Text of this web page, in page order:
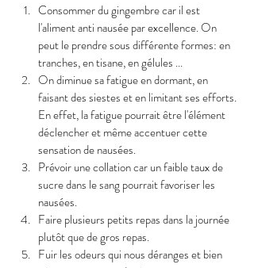
Consommer du gingembre car il est
l'aliment anti nausée par excellence. On
peut le prendre sous différente formes: en
tranches, en tisane, en gélules ...
On diminue sa fatigue en dormant, en
faisant des siestes et en limitant ses efforts.
En effet, la fatigue pourrait être l'élément
déclencher et même accentuer cette
sensation de nausées.
Prévoir une collation car un faible taux de
sucre dans le sang pourrait favoriser les
nausées.
Faire plusieurs petits repas dans la journée
plutôt que de gros repas.
Fuir les odeurs qui nous déranges et bien